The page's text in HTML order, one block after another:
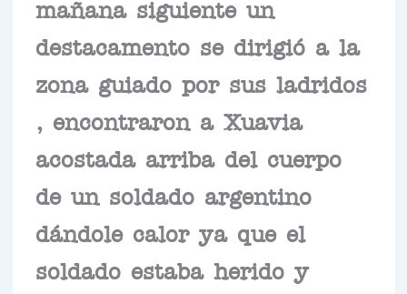
mañana siguiente un
destacamento se dirigió a la
zona guiado por sus ladridos
, encontraron a Xuavia
acostada arriba del cuerpo
de un soldado argentino
dándole calor ya que el
soldado estaba herido y